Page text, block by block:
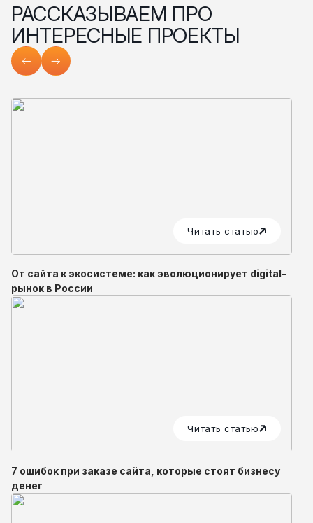
РАССКАЗЫВАЕМ ПРО
ИНТЕРЕСНЫЕ ПРОЕКТЫ
Читать статью
От сайта к экосистеме: как эволюционирует digital-
рынок в России
Читать статью
7 ошибок при заказе сайта, которые стоят бизнесу
денег